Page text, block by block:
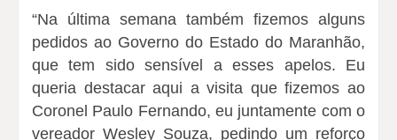
“Na última semana também fizemos alguns
pedidos ao Governo do Estado do Maranhão,
que tem sido sensível a esses apelos. Eu
queria destacar aqui a visita que fizemos ao
Coronel Paulo Fernando, eu juntamente com o
vereador Wesley Souza, pedindo um reforço